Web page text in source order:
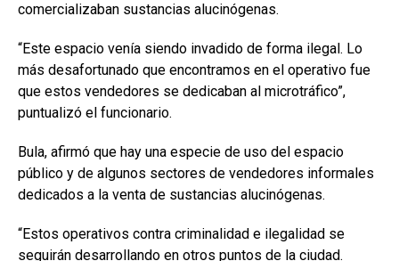
comercializaban sustancias alucinógenas.
“Este espacio venía siendo invadido de forma ilegal. Lo
más desafortunado que encontramos en el operativo fue
que estos vendedores se dedicaban al microtráfico”,
puntualizó el funcionario.
Bula, afirmó que hay una especie de uso del espacio
público y de algunos sectores de vendedores informales
dedicados a la venta de sustancias alucinógenas.
“Estos operativos contra criminalidad e ilegalidad se
seguirán desarrollando en otros puntos de la ciudad.